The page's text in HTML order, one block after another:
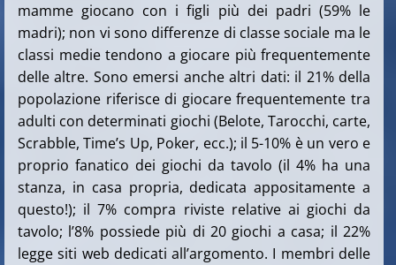
mamme giocano con i figli più dei padri (59% le
madri); non vi sono differenze di classe sociale ma le
classi medie tendono a giocare più frequentemente
delle altre. Sono emersi anche altri dati: il 21% della
popolazione riferisce di giocare frequentemente tra
adulti con determinati giochi (Belote, Tarocchi, carte,
Scrabble, Time’s Up, Poker, ecc.); il 5-10% è un vero e
proprio fanatico dei giochi da tavolo (il 4% ha una
stanza, in casa propria, dedicata appositamente a
questo!); il 7% compra riviste relative ai giochi da
tavolo; l’8% possiede più di 20 giochi a casa; il 22%
legge siti web dedicati all’argomento. I membri delle